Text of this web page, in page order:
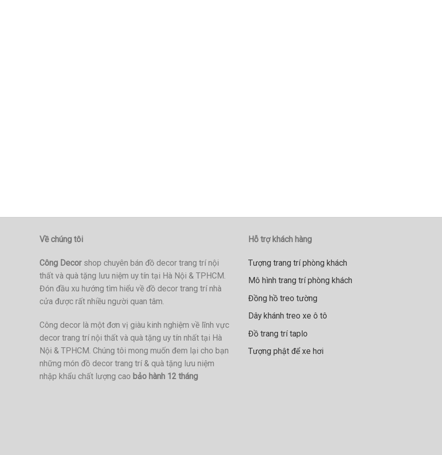
Về chúng tôi
Công Decorshop chuyên bán đồ decor trang trí nội
thất và quà tặng lưu niệm uy tín tại Hà Nội & TPHCM.
Đón đầu xu hướng tìm hiểu về đồ decor trang trí nhà
cửa được rất nhiều người quan tâm.
Công decor là một đơn vị giàu kinh nghiệm về lĩnh vực
decor trang trí nội thất và quà tặng uy tín nhất tại Hà
Nội & TPHCM. Chúng tôi mong muốn đem lại cho bạn
những món đồ decor trang trí & quà tặng lưu niệm
nhập khẩu chất lượng cao bảo hành 12 tháng
Hỗ trợ khách hàng
Tượng trang trí phòng khách
Mô hình trang trí phòng khách
Đồng hồ treo tường
Dây khánh treo xe ô tô
Đồ trang trí taplo
Tượng phật để xe hơi